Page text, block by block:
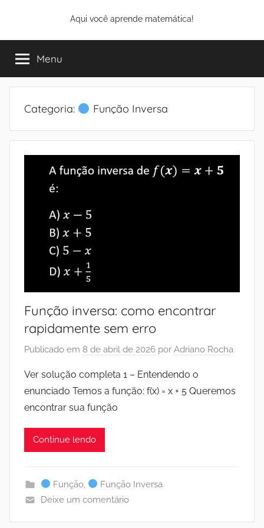
o
conteúdo
Aqui você aprende matemática!
Menu
Categoria: Função Inversa
Função inversa: como encontrar
rapidamente sem erro
Publicado em 8 de abril de 2026 por Adriano Rocha
Ver solução completa 1 – Entendendo o
enunciado Temos a função: f(x) = x + 5 Queremos
encontrar sua função
Continue lendo
Função,
Função Inversa
Deixe um comentário